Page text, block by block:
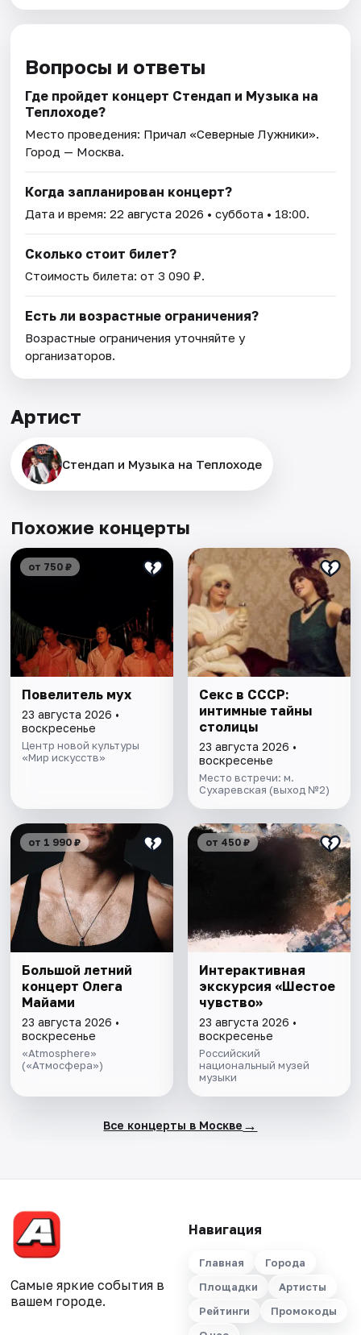
Вопросы и ответы
Где пройдет концерт Стендап и Музыка на
Теплоходе?
Место проведения: Причал «Северные Лужники».
Город — Москва.
Когда запланирован концерт?
Дата и время:22 августа 2026 • суббота • 18:00.
Сколько стоит билет?
Стоимость билета: от 3 090 ₽.
Есть ли возрастные ограничения?
Возрастные ограничения уточняйте у
организаторов.
Артист
Стендап и Музыка на Теплоходе
Похожие концерты
от 750 ₽
Повелитель мух
23 августа 2026 •
воскресенье
Центр новой культуры
«Мир искусств»
Секс в СССР:
интимные тайны
столицы
23 августа 2026 •
воскресенье
Место встречи: м.
Сухаревская (выход №2)
от 1 990 ₽
Большой летний
концерт Олега
Майами
23 августа 2026 •
воскресенье
«Atmosphere»
(«Атмосфера»)
от 450 ₽
Интерактивная
экскурсия «Шестое
чувство»
23 августа 2026 •
воскресенье
Российский
национальный музей
музыки
Все концерты в Москве →
Самые яркие события в
вашем городе.
Навигация
Главная
Города
Площадки
Артисты
Рейтинги
Промокоды